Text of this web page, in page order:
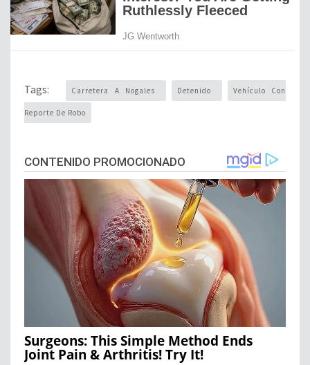
Tags: Carretera A Nogales Detenido Vehículo Con
Reporte De Robo
CONTENIDO PROMOCIONADO
Surgeons: This Simple Method Ends
Joint Pain & Arthritis! Try It!